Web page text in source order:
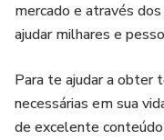
mercado e através
ajudar milhares e
Para te ajudar a obter
necessárias em sua
de excelente